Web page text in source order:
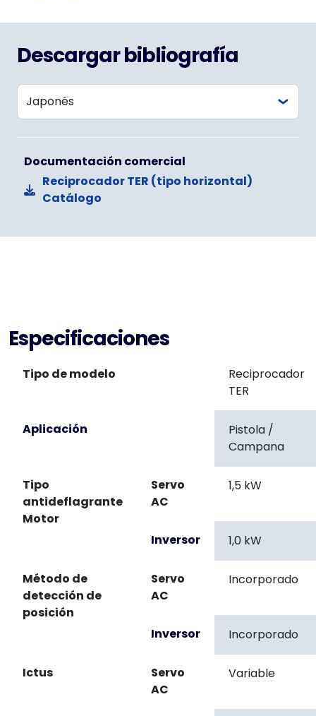
Descargar bibliografía
Documentación comercial
Reciprocador TER (tipo horizontal)
Catálogo
Especificaciones
Tipo de modelo
Reciprocador
TER
Aplicación
Pistola /
Campana
Tipo
antideflagrante
Motor
Servo
AC
1,5 kW
Inversor 1,0 kW
Método de
detección de
posición
Servo
AC
Incorporado
Inversor Incorporado
Ictus
Servo
AC
Variable